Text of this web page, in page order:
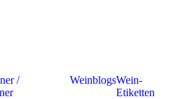
/
WeinblogsWein-
Etiketten